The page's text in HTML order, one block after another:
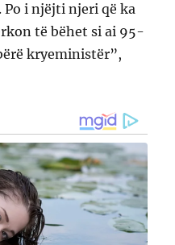
Po i njëjti njeri që ka
të bëhet si ai 95-
kryeministër”,